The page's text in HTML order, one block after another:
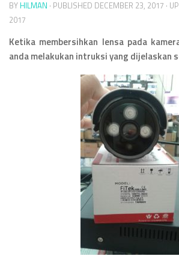
BY HILMAN · PUBLISHED DECEMBER 23, 2017 ·
2017
Ketika membersihkan lensa pada
anda melakukan intruksi yang dijelaskan